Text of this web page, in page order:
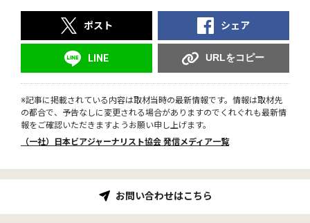
ポスト シェア
LINE URLをコピー
※記事に掲載されている内容は取材当時の最新情報です。情報は取材先
の都合で、予告なしに変更される場合がありますのでくれぐれも最新情
報をご確認いただきますようお願い申し上げます。
（一社）日本ビアジャーナリスト協会 発信メディア一覧
お問い合わせはこちら